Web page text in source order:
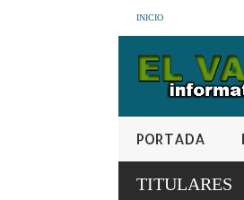
INICIO
PORTADA
TITULARES
Gobierno inicia construcción
seguridad